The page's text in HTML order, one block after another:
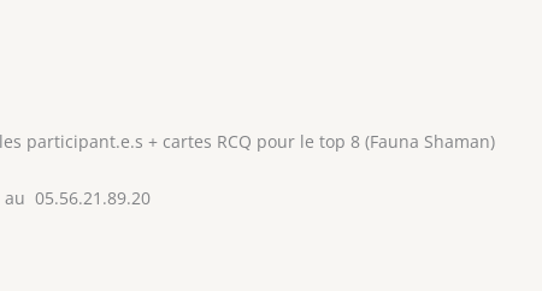
participant.e.s + cartes RCQ pour le top 8 (Fauna Shaman)
05.56.21.89.20